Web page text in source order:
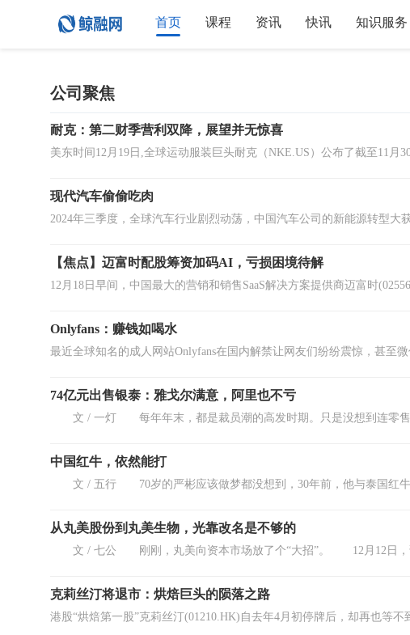
首页 课程 资讯 快讯 知识服务
公司聚焦
耐克：第二财季营利双降，展望并无惊喜
现代汽车偷偷吃肉
【焦点】迈富时配股筹资加码AI，亏损困境待解
Onlyfans：赚钱如喝水
74亿元出售银泰：雅戈尔满意，阿里也不亏
中国红牛，依然能打
从丸美股份到丸美生物，光靠改名是不够的
克莉丝汀将退市：烘焙巨头的陨落之路